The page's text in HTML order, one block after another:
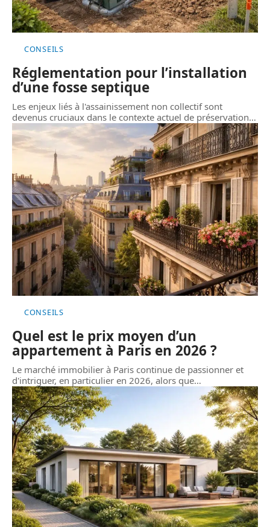
CONSEILS
Réglementation pour l’installation
d’une fosse septique
Les enjeux liés à l'assainissement non collectif sont
devenus cruciaux dans le contexte actuel de préservation…
CONSEILS
Quel est le prix moyen d’un
appartement à Paris en 2026 ?
Le marché immobilier à Paris continue de passionner et
d'intriguer, en particulier en 2026, alors que…